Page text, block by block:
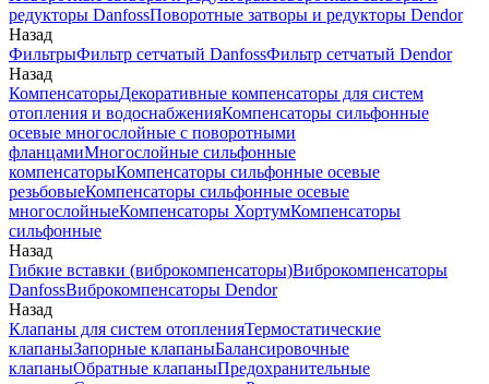
редукторы DanfossПоворотные затворы и редукторы Dendor
Назад
ФильтрыФильтр сетчатый DanfossФильтр сетчатый Dendor
Назад
КомпенсаторыДекоративные компенсаторы для систем
отопления и водоснабженияКомпенсаторы сильфонные
осевые многослойные с поворотными
фланцамиМногослойные сильфонные
компенсаторыКомпенсаторы сильфонные осевые
резьбовыеКомпенсаторы сильфонные осевые
многослойныеКомпенсаторы ХортумКомпенсаторы
сильфонные
Назад
Гибкие вставки (виброкомпенсаторы)Виброкомпенсаторы
DanfossВиброкомпенсаторы Dendor
Назад
Клапаны для систем отопленияТермостатические
клапаныЗапорные клапаныБалансировочные
клапаныОбратные клапаныПредохранительные